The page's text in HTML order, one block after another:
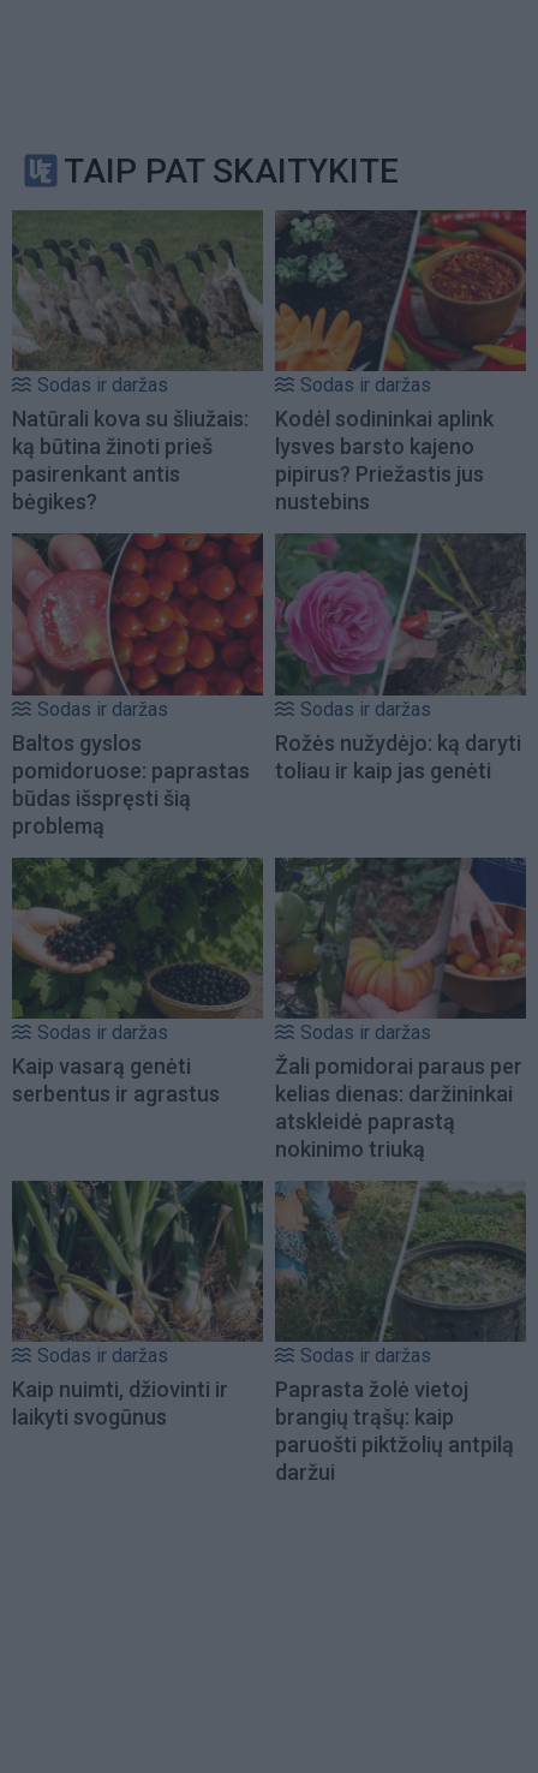
TAIP PAT SKAITYKITE
Sodas ir daržas
Natūrali kova su šliužais:
ką būtina žinoti prieš
pasirenkant antis
bėgikes?
Sodas ir daržas
Kodėl sodininkai aplink
lysves barsto kajeno
pipirus? Priežastis jus
nustebins
Sodas ir daržas
Baltos gyslos
pomidoruose: paprastas
būdas išspręsti šią
problemą
Sodas ir daržas
Rožės nužydėjo: ką daryti
toliau ir kaip jas genėti
Sodas ir daržas
Kaip vasarą genėti
serbentus ir agrastus
Sodas ir daržas
Žali pomidorai paraus per
kelias dienas: daržininkai
atskleidė paprastą
nokinimo triuką
Sodas ir daržas
Kaip nuimti, džiovinti ir
laikyti svogūnus
Sodas ir daržas
Paprasta žolė vietoj
brangių trąšų: kaip
paruošti piktžolių antpilą
daržui